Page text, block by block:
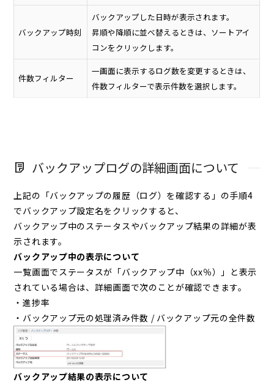
バックアップ時刻
バックアップした日時が表示されます。
昇順や降順に並べ替えるときは、ソートアイ
コンをクリックします。
件数フィルター
一画面に表示するログ数を変更するときは、
件数フィルターで表示件数を選択します。
バックアップログの詳細画面について
上記の「バックアップの履歴（ログ）を確認する」の手順4
でバックアップ設定名をクリックすると、
バックアップ中のステータスやバックアップ結果の詳細が表
示されます。
バックアップ中の表示について
一覧画面でステータスが「バックアップ中（xx％）」と表示
されている場合は、詳細画面で次のことが確認できます。
・進捗率
・バックアップ元の処理済み件数 / バックアップ元の全件数
バックアップ結果の表示について